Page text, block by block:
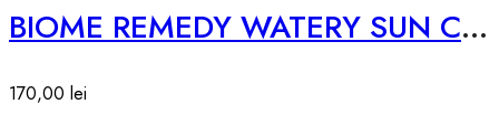
BIOME REMEDY WATERY SUN CREAM SPF50 – 50ml
170,00 lei